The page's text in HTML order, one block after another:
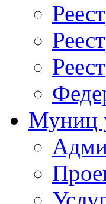
Муниц